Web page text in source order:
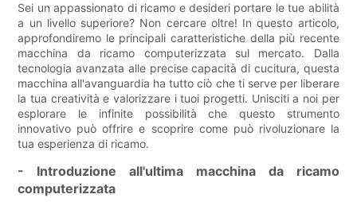
Sei un appassionato di ricamo e desideri portare le tue abilità
a un livello superiore? Non cercare oltre! In questo articolo,
approfondiremo le principali caratteristiche della più recente
macchina da ricamo computerizzata sul mercato. Dalla
tecnologia avanzata alle precise capacità di cucitura, questa
macchina all'avanguardia ha tutto ciò che ti serve per liberare
la tua creatività e valorizzare i tuoi progetti. Unisciti a noi per
esplorare le infinite possibilità che questo strumento
innovativo può offrire e scoprire come può rivoluzionare la
tua esperienza di ricamo.
- Introduzione all'ultima macchina da ricamo
computerizzata